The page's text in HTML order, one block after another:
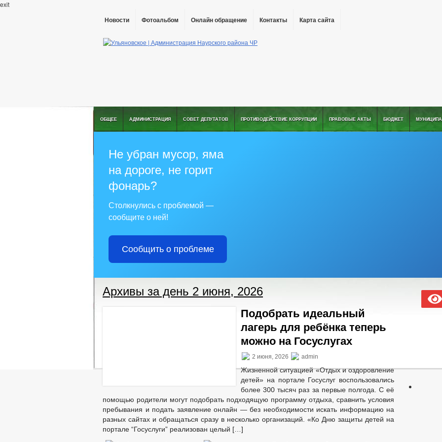
exit
Новости Фотоальбом Онлайн обращение Контакты Карта сайта
ОБЩЕЕ АДМИНИСТРАЦИЯ СОВЕТ ДЕПУТАТОВ ПРОТИВОДЕЙСТВИЕ КОРРУПЦИИ ПРАВОВЫЕ АКТЫ БЮДЖЕТ
Не убран мусор, яма
на дороге, не горит
фонарь?
Столкнулись с проблемой —
сообщите о ней!
Сообщить о проблеме
Архивы за день 2 июня, 2026
Подобрать идеальный
лагерь для ребёнка теперь
можно на Госуслугах
2 июня, 2026 admin
Жизненной ситуацией «Отдых и оздоровление
детей» на портале Госуслуг воспользовались
более 300 тысяч раз за первые полгода. С её
помощью родители могут подобрать подходящую программу отдыха, сравнить условия
пребывания и подать заявление онлайн — без необходимости искать информацию на
разных сайтах и обращаться сразу в несколько организаций. «Ко Дню защиты детей на
портале “Госуслуги” реализован целый […]